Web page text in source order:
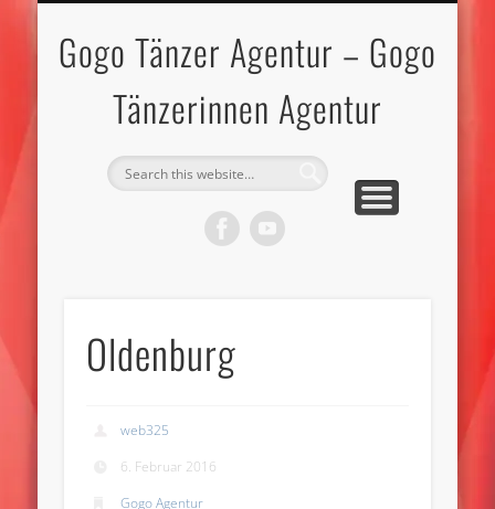
Gogo Tänzer Agentur – Gogo
Tänzerinnen Agentur
Oldenburg
web325
6. Februar 2016
Gogo Agentur